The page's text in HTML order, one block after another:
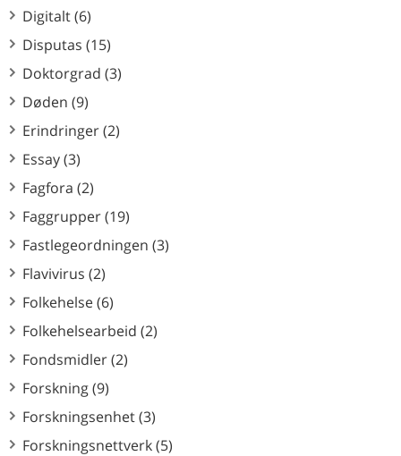
Digitalt (6)
Disputas (15)
Doktorgrad (3)
Døden (9)
Erindringer (2)
Essay (3)
Fagfora (2)
Faggrupper (19)
Fastlegeordningen (3)
Flavivirus (2)
Folkehelse (6)
Folkehelsearbeid (2)
Fondsmidler (2)
Forskning (9)
Forskningsenhet (3)
Forskningsnettverk (5)